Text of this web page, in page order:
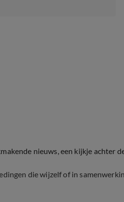
nieuws, een kijkje achter
die wijzelf of in